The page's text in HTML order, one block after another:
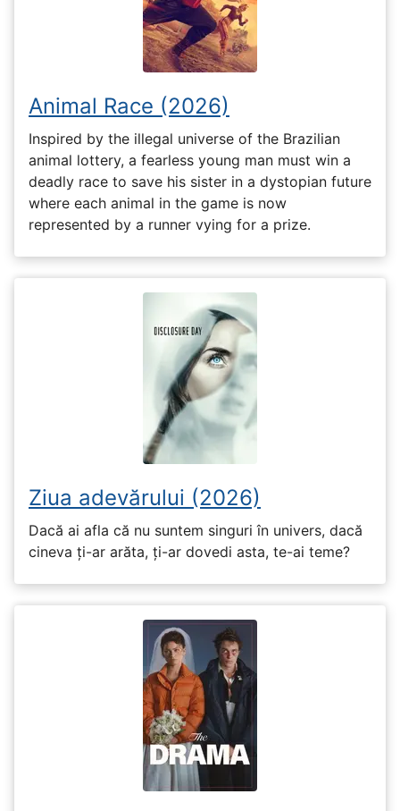
Animal Race (2026)
Inspired by the illegal universe of the Brazilian
animal lottery, a fearless young man must win a
deadly race to save his sister in a dystopian future
where each animal in the game is now
represented by a runner vying for a prize.
Ziua adevărului (2026)
Dacă ai afla că nu suntem singuri în univers, dacă
cineva ți-ar arăta, ți-ar dovedi asta, te-ai teme?